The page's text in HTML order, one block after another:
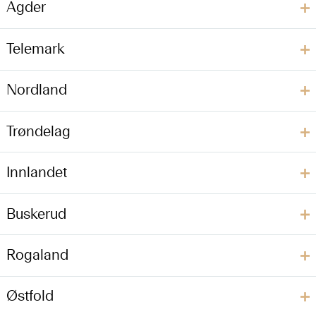
Agder
Telemark
Nordland
Trøndelag
Innlandet
Buskerud
Rogaland
Østfold